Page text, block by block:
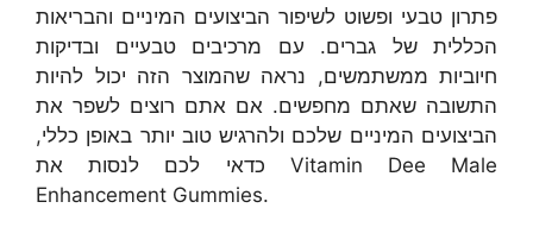
פתרון טבעי ופשוט לשיפור הביצועים המיניים והבריאות
הכללית של גברים. עם מרכיבים טבעיים ובדיקות
חיוביות ממשתמשים, נראה שהמוצר הזה יכול להיות
התשובה שאתם מחפשים. אם אתם רוצים לשפר את
הביצועים המיניים שלכם ולהרגיש טוב יותר באופן כללי,
כדאי לכם לנסות את Vitamin Dee Male
Enhancement Gummies.